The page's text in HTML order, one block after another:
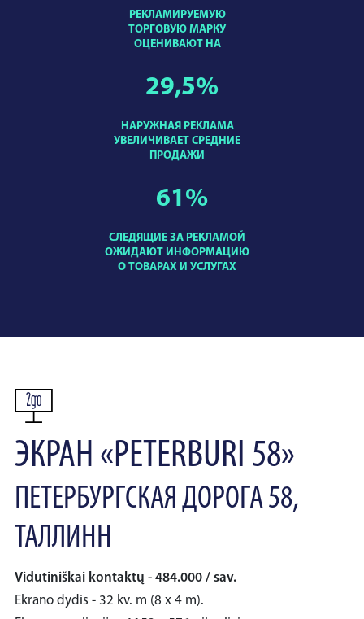
РЕКЛАМИРУЕМУЮ
ТОРГОВУЮ МАРКУ
ОЦЕНИВАЮТ НА
НАРУЖНАЯ РЕКЛАМА
УВЕЛИЧИВАЕТ СРЕДНИЕ
ПРОДАЖИ
29,5%
СЛЕДЯЩИЕ ЗА РЕКЛАМОЙ
ОЖИДАЮТ ИНФОРМАЦИЮ
О ТОВАРАХ И УСЛУГАХ
61%
ЭКРАН «PETERBURI 58»
ПЕТЕРБУРГСКАЯ ДОРОГА 58,
ТАЛЛИНН
Vidutiniškai kontaktų - 484.000 / sav.
Ekrano dydis - 32 kv. m (8 x 4 m).